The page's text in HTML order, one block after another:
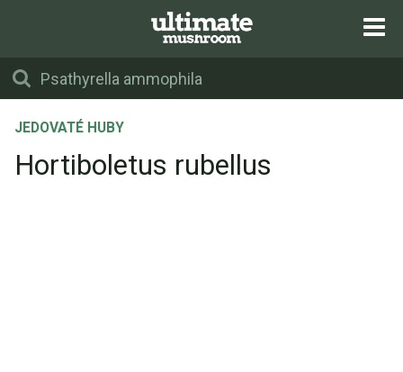
JEDOVATÉ HUBY
Hortiboletus rubellus